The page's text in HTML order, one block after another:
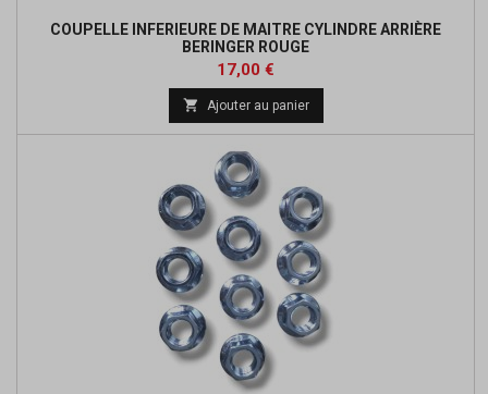
COUPELLE INFERIEURE DE MAITRE CYLINDRE ARRIÈRE
BERINGER ROUGE
Prix
17,00 €
 Ajouter au panier